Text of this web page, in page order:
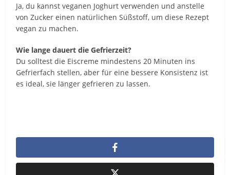
Ja, du kannst veganen Joghurt verwenden und anstelle
von Zucker einen natürlichen Süßstoff, um diese Rezept
vegan zu machen.
Wie lange dauert die Gefrierzeit?
Du solltest die Eiscreme mindestens 20 Minuten ins
Gefrierfach stellen, aber für eine bessere Konsistenz ist
es ideal, sie länger gefrieren zu lassen.